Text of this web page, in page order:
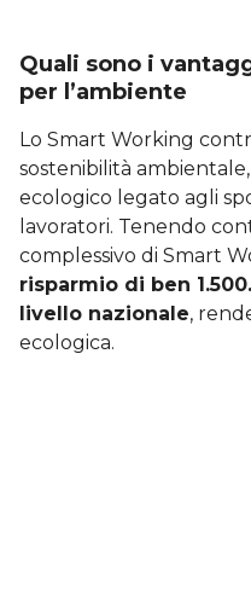
Quali sono i
per l’ambiente
Lo Smart Working
sostenibilità
ecologico legato agli
lavoratori. Tenendo
complessivo di Smart
risparmio di ben
livello nazionale,
ecologica.